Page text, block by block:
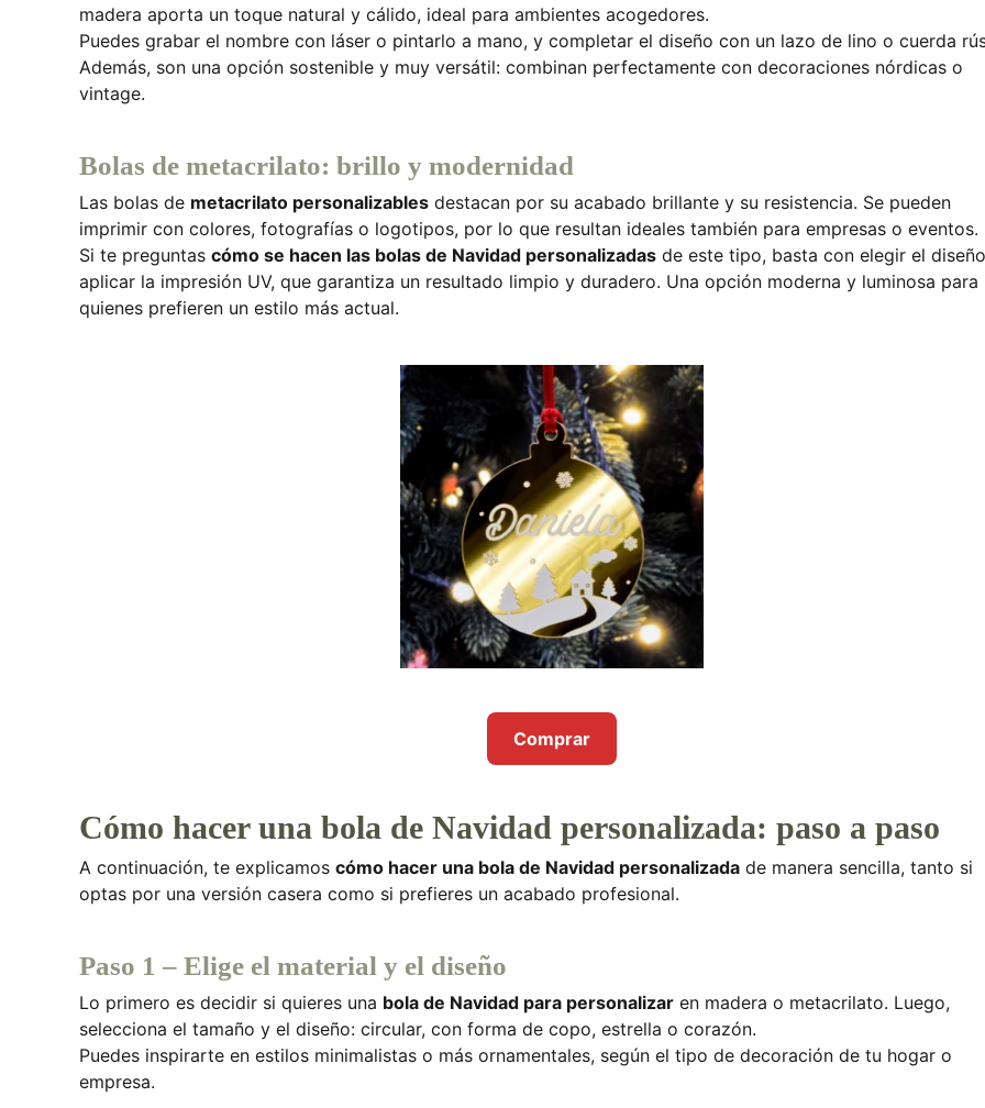
madera aporta un toque natural y cálido, ideal para ambientes acogedores.
Puedes grabar el nombre con láser o pintarlo a mano, y completar el diseño con un lazo de lino o cuerda
Además, son una opción sostenible y muy versátil: combinan perfectamente con decoraciones nórdicas o
vintage.
Bolas de metacrilato: brillo y modernidad
Las bolas de metacrilato personalizables destacan por su acabado brillante y su resistencia. Se pueden
imprimir con colores, fotografías o logotipos, por lo que resultan ideales también para empresas o eventos.
Si te preguntas cómo se hacen las bolas de Navidad personalizadas de este tipo, basta con elegir el
aplicar la impresión UV, que garantiza un resultado limpio y duradero. Una opción moderna y luminosa para
quienes prefieren un estilo más actual.
Comprar
Cómo hacer una bola de Navidad personalizada: paso a paso
A continuación, te explicamos cómo hacer una bola de Navidad personalizada de manera sencilla, tanto si
optas por una versión casera como si prefieres un acabado profesional.
Paso 1 – Elige el material y el diseño
Lo primero es decidir si quieres una bola de Navidad para personalizar en madera o metacrilato. Luego,
selecciona el tamaño y el diseño: circular, con forma de copo, estrella o corazón.
Puedes inspirarte en estilos minimalistas o más ornamentales, según el tipo de decoración de tu hogar o
empresa.